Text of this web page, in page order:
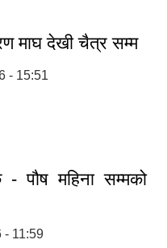
माघ देखी चैत्र सम्म
- 15:51
पौष महिना सम्मको
- 11:59